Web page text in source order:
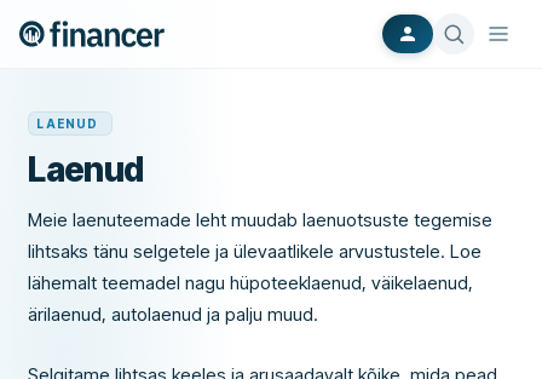
LAENUD
Laenud
Meie laenuteemade leht muudab laenuotsuste tegemise
lihtsaks tänu selgetele ja ülevaatlikele arvustustele. Loe
lähemalt teemadel nagu hüpoteeklaenud, väikelaenud,
ärilaenud, autolaenud ja palju muud.